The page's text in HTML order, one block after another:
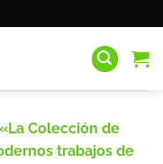
«La Colección de
trabajos de